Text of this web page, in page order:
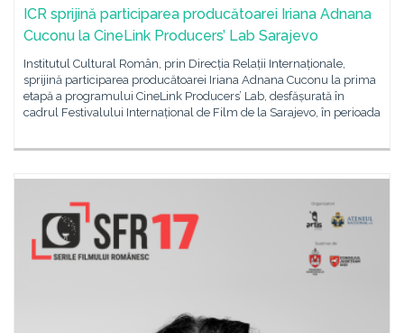
ICR sprijină participarea producătoarei Iriana Adnana
Cuconu la CineLink Producers’ Lab Sarajevo
Institutul Cultural Român, prin Direcția Relații Internaționale,
sprijină participarea producătoarei Iriana Adnana Cuconu la prima
etapă a programului CineLink Producers’ Lab, desfășurată în
cadrul Festivalului Internațional de Film de la Sarajevo, în perioada